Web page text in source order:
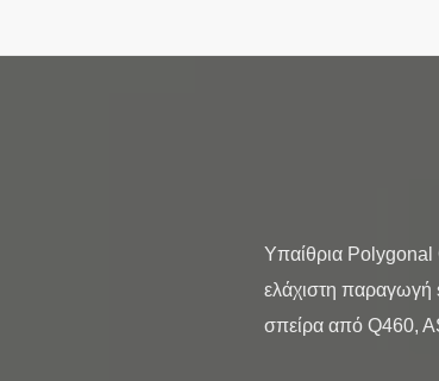
Υπαίθρια Polygonal
ελάχιστη